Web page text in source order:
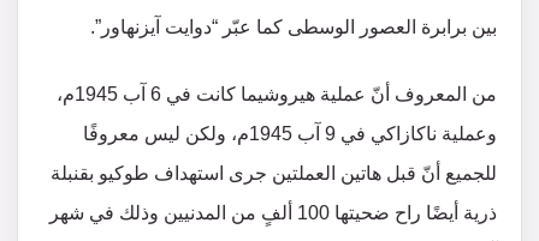
بين برابرة العصور الوسطى كما عبّر “دوايت آيزنهاور”.
من المعروف أنّ عملية هيروشيما كانت في 6 آب 1945م،
وعملية ناكازاكي في 9 آب 1945م، ولكن ليس معروفًا
للجميع أنّ قبل هاتين العملتين جرى استهداف طوكيو بقنبلة
ذرية أيضًا راح ضحيتها 100 ألفٍ من المدنيين وذلك في شهر